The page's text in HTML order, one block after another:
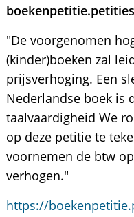
"De voorgenomen
(kinder)boeken zal
prijsverhoging. Een
Nederlandse boek is
taalvaardigheid We
op deze petitie te
voornemen de btw
verhogen."
https://